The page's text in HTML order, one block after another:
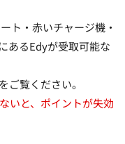
ト・赤いチャージ機・
あるEdyが受取可能な
ご覧ください。
いと、ポイントが失効